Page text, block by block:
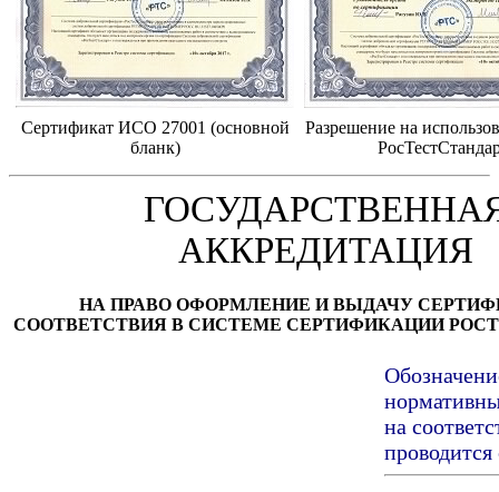
Сертификат ИСО 27001 (основной
бланк)
Разрешение на
АККРЕДИТАЦИЯ
НА ПРАВО ОФОРМЛЕНИЕ И ВЫДАЧУ
СООТВЕТСТВИЯ В СИСТЕМЕ СЕРТИФИКАЦИИ
на